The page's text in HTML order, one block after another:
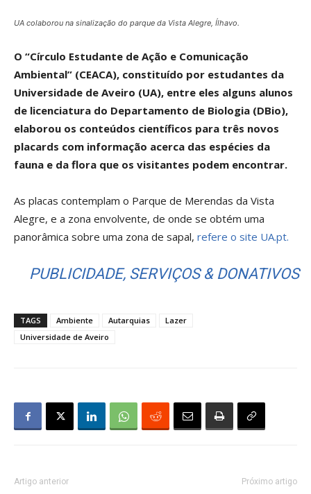
UA colaborou na sinalização do parque da Vista Alegre, Ílhavo.
O “Círculo Estudante de Ação e Comunicação
Ambiental” (CEACA), constituído por estudantes da
Universidade de Aveiro (UA), entre eles alguns alunos
de licenciatura do Departamento de Biologia (DBio),
elaborou os conteúdos científicos para três novos
placards com informação acerca das espécies da
fauna e da flora que os visitantes podem encontrar.
As placas contemplam o Parque de Merendas da Vista
Alegre, e a zona envolvente, de onde se obtém uma
panorâmica sobre uma zona de sapal, refere o site UA.pt.
PUBLICIDADE, SERVIÇOS & DONATIVOS
TAGS Ambiente Autarquias
Lazer
Universidade de Aveiro
Artigo anterior Próximo artigo